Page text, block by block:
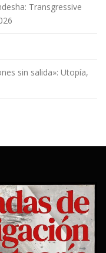
Transgressive
sin salida»: Utopía,